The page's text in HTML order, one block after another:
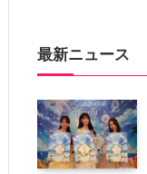
最新ニュース